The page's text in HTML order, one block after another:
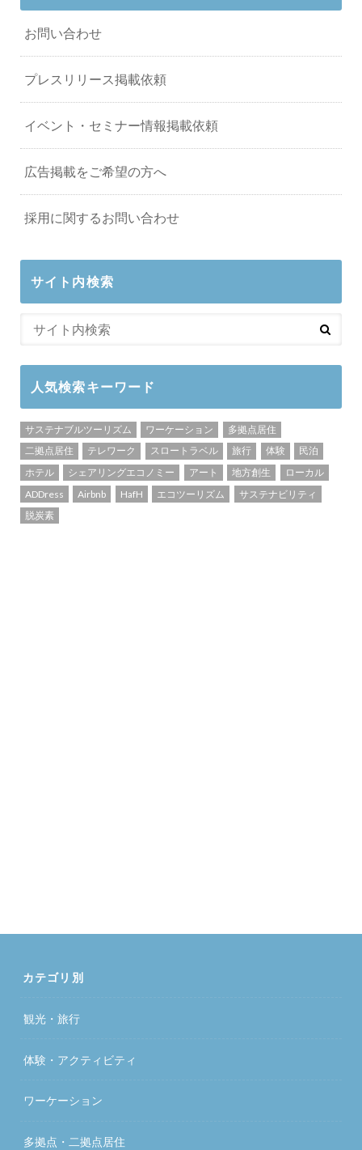
お問い合わせ
プレスリリース掲載依頼
イベント・セミナー情報掲載依頼
広告掲載をご希望の方へ
採用に関するお問い合わせ
サイト内検索
人気検索キーワード
サステナブルツーリズム ワーケーション
多拠点居住
二拠点居住
テレワーク スロートラベル 旅行 体験
民泊
ホテル
シェアリングエコノミー アート 地方創生
ローカル
ADDress
Airbnb HafH エコツーリズム
サステナビリティ
脱炭素
カテゴリ別
観光・旅行
体験・アクティビティ
ワーケーション
多拠点・二拠点居住